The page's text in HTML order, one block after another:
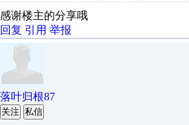
感谢楼主的分享哦
回复 引用 举报
落叶归根87
关注 私信